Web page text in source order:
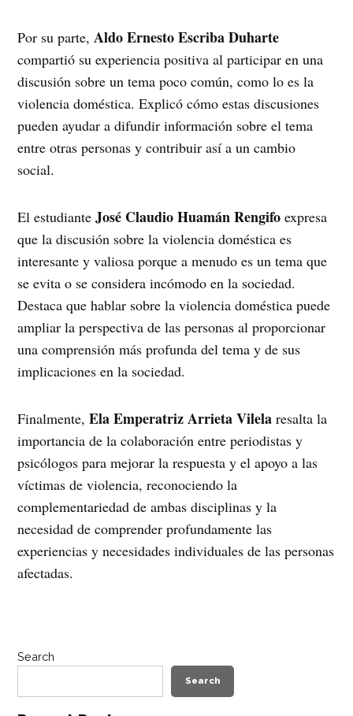
Por su parte, Aldo Ernesto Escriba Duharte
compartió su experiencia positiva al participar en una
discusión sobre un tema poco común, como lo es la
violencia doméstica. Explicó cómo estas discusiones
pueden ayudar a difundir información sobre el tema
entre otras personas y contribuir así a un cambio
social.
El estudianteJosé Claudio Huamán Rengifo expresa
que la discusión sobre la violencia doméstica es
interesante y valiosa porque a menudo es un tema que
se evita o se considera incómodo en la sociedad.
Destaca que hablar sobre la violencia doméstica puede
ampliar la perspectiva de las personas al proporcionar
una comprensión más profunda del tema y de sus
implicaciones en la sociedad.
Finalmente,Ela Emperatriz Arrieta Vilela resalta la
importancia de la colaboración entre periodistas y
psicólogos para mejorar la respuesta y el apoyo a las
víctimas de violencia, reconociendo la
complementariedad de ambas disciplinas y la
necesidad de comprender profundamente las
experiencias y necesidades individuales de las personas
afectadas.
Search
Search